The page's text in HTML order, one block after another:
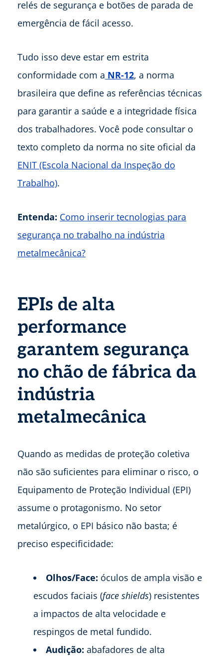
relés de segurança e botões de parada de
emergência de fácil acesso.
Tudo isso deve estar em estrita
conformidade com a NR-12, a norma
brasileira que define as referências técnicas
para garantir a saúde e a integridade física
dos trabalhadores. Você pode consultar o
texto completo da norma no site oficial da
ENIT (Escola Nacional da Inspeção do
Trabalho).
Entenda: Como inserir tecnologias para
segurança no trabalho na indústria
metalmecânica?
EPIs de alta
performance
garantem segurança
no chão de fábrica da
indústria
metalmecânica
Quando as medidas de proteção coletiva
não são suficientes para eliminar o risco, o
Equipamento de Proteção Individual (EPI)
assume o protagonismo. No setor
metalúrgico, o EPI básico não basta; é
preciso especificidade:
Olhos/Face: óculos de ampla visão e
escudos faciais (face shields) resistentes
a impactos de alta velocidade e
respingos de metal fundido.
Audição: abafadores de alta